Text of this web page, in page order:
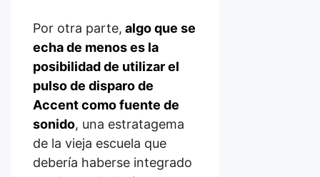
Por otra parte, algo que se
echa de menos es la
posibilidad de utilizar el
pulso de disparo de
Accent como fuente de
sonido, una estratagema
de la vieja escuela que
debería haberse integrado